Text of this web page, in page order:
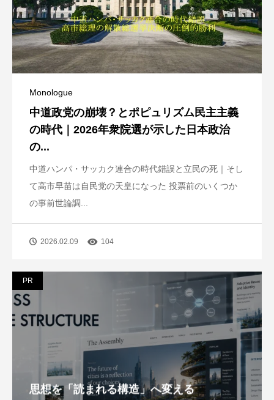
Monologue
中道政党の崩壊？とポピュリズム民主主義
の時代｜2026年衆院選が示した日本政治
の...
中道ハンパ・サッカク連合の時代錯誤と立民の死｜そし
て高市早苗は自民党の天皇になった 投票前のいくつか
の事前世論調...
2026.02.09 104
思想を「読まれる構造」へ変える
PR